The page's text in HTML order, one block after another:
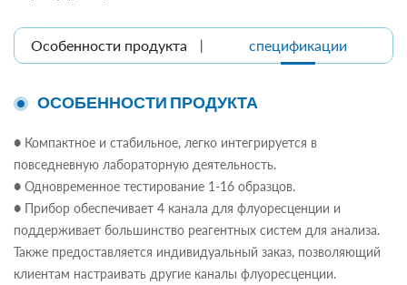
Особенности продукта спецификации
ОСОБЕННОСТИ ПРОДУКТА
● Компактное и стабильное, легко интегрируется в
повседневную лабораторную деятельность.
● Одновременное тестирование 1-16 образцов.
● Прибор обеспечивает 4 канала для флуоресценции и
поддерживает большинство реагентных систем для анализа.
Также предоставляется индивидуальный заказ, позволяющий
клиентам настраивать другие каналы флуоресценции.